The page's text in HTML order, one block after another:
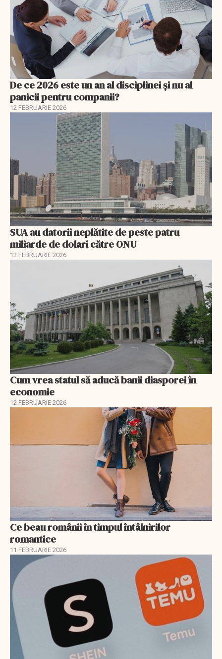
De ce 2026 este un an al disciplinei și nu al
panicii pentru companii?
12 FEBRUARIE 2026
SUA au datorii neplătite de peste patru
miliarde de dolari către ONU
12 FEBRUARIE 2026
Cum vrea statul să aducă banii diasporei în
economie
12 FEBRUARIE 2026
Ce beau românii în timpul întâlnirilor
romantice
11 FEBRUARIE 2026